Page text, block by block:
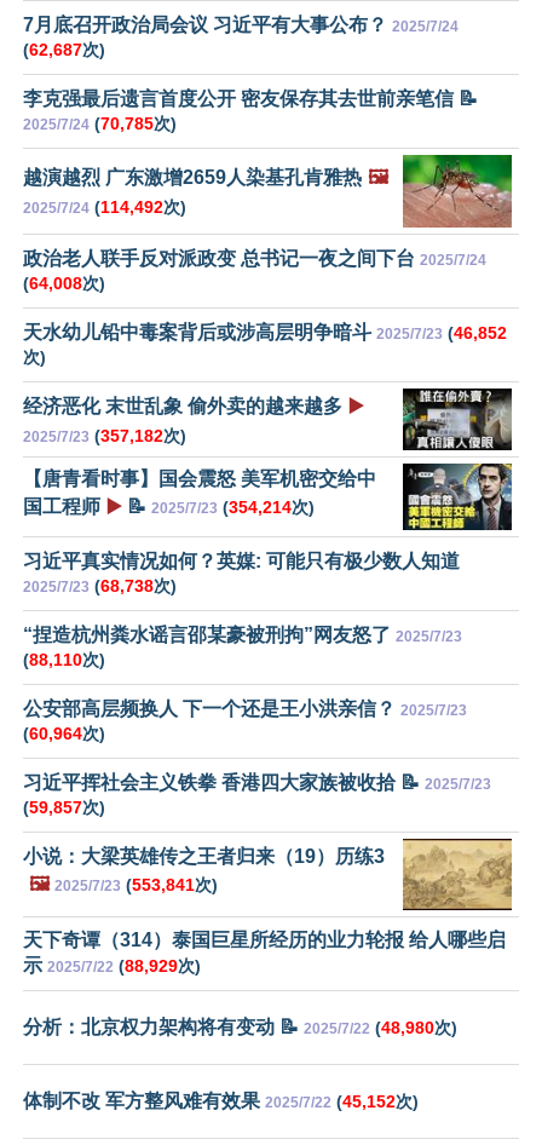
7月底召开政治局会议 习近平有大事公布？ 2025/7/24
(62,687次)
李克强最后遗言首度公开 密友保存其去世前亲笔信 📝
2025/7/24 (70,785次)
越演越烈 广东激增2659人染基孔肯雅热 🖼️
2025/7/24 (114,492次)
政治老人联手反对派政变 总书记一夜之间下台 2025/7/24
(64,008次)
天水幼儿铅中毒案背后或涉高层明争暗斗 2025/7/23 (46,852
次)
经济恶化 末世乱象 偷外卖的越来越多 ▶️
2025/7/23 (357,182次)
【唐青看时事】国会震怒 美军机密交给中
国工程师 ▶️ 📝 2025/7/23 (354,214次)
习近平真实情况如何？英媒: 可能只有极少数人知道
2025/7/23 (68,738次)
“捏造杭州粪水谣言邵某豪被刑拘”网友怒了 2025/7/23
(88,110次)
公安部高层频换人 下一个还是王小洪亲信？ 2025/7/23
(60,964次)
习近平挥社会主义铁拳 香港四大家族被收拾 📝 2025/7/23
(59,857次)
小说：大梁英雄传之王者归来（19）历练3
🖼️ 2025/7/23 (553,841次)
天下奇谭（314）泰国巨星所经历的业力轮报 给人哪些启
示 2025/7/22 (88,929次)
分析：北京权力架构将有变动 📝 2025/7/22 (48,980次)
体制不改 军方整风难有效果 2025/7/22 (45,152次)